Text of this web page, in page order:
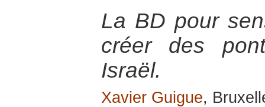
La BD pour
créer des
Israël.
Xavier Guigue,